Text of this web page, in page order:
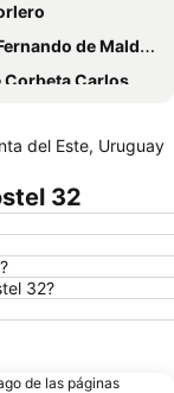
de Maldonado
A. Curbelo International Airport
del Este, Uruguay
32
32?
de las páginas